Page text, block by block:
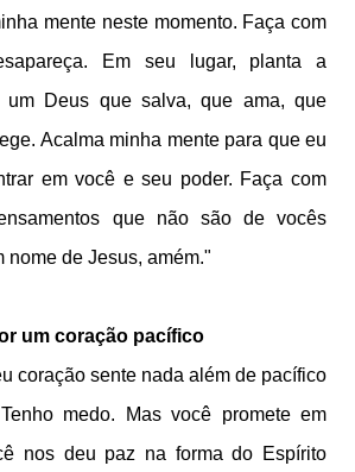
mente neste momento. Faça com
Em seu lugar, planta a
um Deus que salva, que ama, que
Acalma minha mente para que eu
em você e seu poder. Faça com
que não são de vocês
nome de Jesus, amém."
um coração pacífico
coração sente nada além de pacífico
medo. Mas você promete em
nos deu paz na forma do Espírito